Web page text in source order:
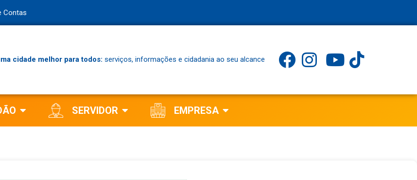
Contas
cidade melhor para todos: serviços, informações e cidadania ao seu alcance
SERVIDOR EMPRESA